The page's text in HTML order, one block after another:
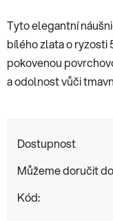
Tyto elegantní
bílého zlata o
pokovenou
a odolnost vůči
Dostupnost
Můžeme doručit
Kód: